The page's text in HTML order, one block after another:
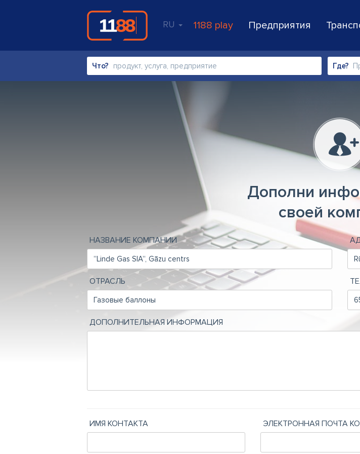
RU 1188 play Предприятия
Что? Где?
Дополни
своей
НАЗВАНИЕ КОМПАНИИ
ОТРАСЛЬ
ДОПОЛНИТЕЛЬНАЯ ИНФОРМАЦИЯ
ИМЯ КОНТАКТА ЭЛЕКТРОННАЯ ПОЧТА